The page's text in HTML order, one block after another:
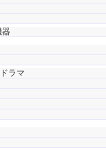
器
ラマ